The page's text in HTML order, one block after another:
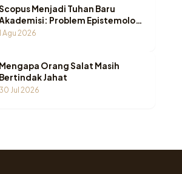
Menjadi Tuhan Baru
Problem Epistemologi
Wasā’il Berubah Menjadi
Agu 2026
Mengapa Orang Salat Masih
Bertindak Jahat
30 Jul 2026